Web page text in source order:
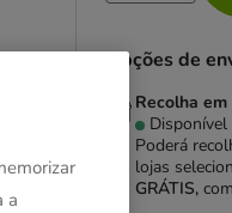
Opções de
Recolha
Disponível
Poderá
lojas
GRÁTIS,
a